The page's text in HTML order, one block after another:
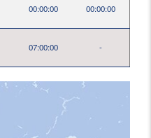
00:00:00 00:00:00
07:00:00 -